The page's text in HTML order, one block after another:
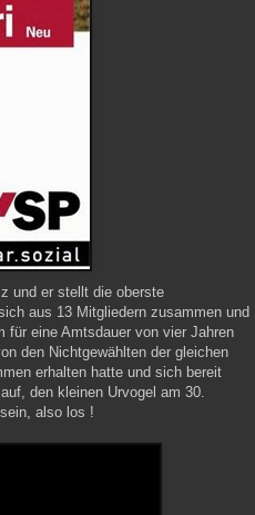
und er stellt die oberste
aus 13 Mitgliedern zusammen und
für eine Amtsdauer von vier Jahren
den Nichtgewählten der gleichen
erhalten hatte und sich bereit
den kleinen Urvogel am 30.
also los !